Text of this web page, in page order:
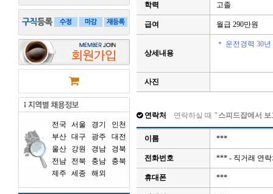
전국 서울 경기
인천
부산 대구 광주
대전
울산
강원 경남
경북
전남
전북 충남
충북
제주
세종 해외
학력 고졸
급여 월급 290만원
상세내용
＊ 운전경력 30
사진
연락처 연락하실 때 "스피드잡에서
이름 ***
전화번호 *** - 직거래 연
휴대폰 ***